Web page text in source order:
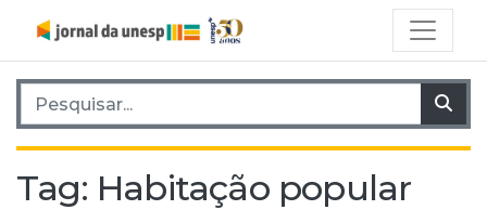
Pesquisar por:
Tag: Habitação popular